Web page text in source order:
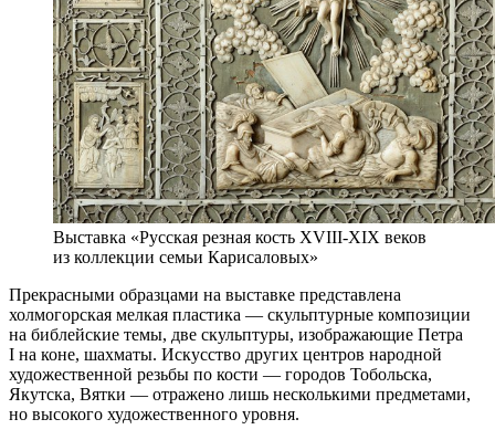
Выставка «Русская резная кость XVIII-XIX веков
из коллекции семьи Карисаловых»
Прекрасными образцами на выставке представлена
холмогорская мелкая пластика — скульптурные композиции
на библейские темы, две скульптуры, изображающие Петра
I на коне, шахматы. Искусство других центров народной
художественной резьбы по кости — городов Тобольска,
Якутска, Вятки — отражено лишь несколькими предметами,
но высокого художественного уровня.